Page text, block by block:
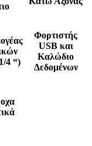
4 “)
Φορτιστής
USB και
Καλώδιο
Δεδομένων